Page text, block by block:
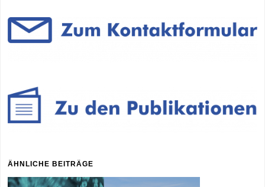
ÄHNLICHE BEITRÄGE